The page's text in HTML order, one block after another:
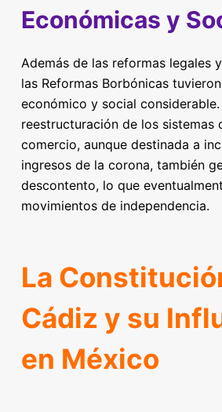
Económicas y
Además de las reformas legales
las Reformas Borbónicas
económico y social considerable.
reestructuración de los sistemas
comercio, aunque destinada a
ingresos de la corona, también
descontento, lo que
movimientos de independencia.
La
Cádiz y su
en México